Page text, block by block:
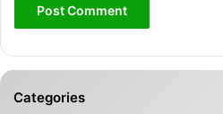
Categories